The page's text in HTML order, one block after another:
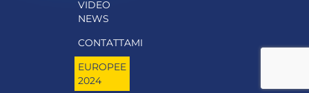
VIDEO
NEWS
CONTATTAMI
EUROPEE
2024